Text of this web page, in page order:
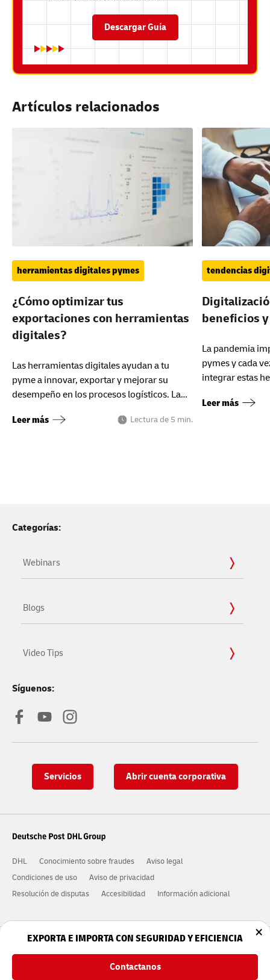
×
EXPORTA E IMPORTA CON SEGURIDAD Y EFICIENCIA
Contactanos
Descargar Guía
Artículos relacionados
herramientas digitales pymes
¿Cómo optimizar tus
exportaciones con herramientas
digitales?
Las herramientas digitales ayudan a tu
pyme a innovar, exportar y mejorar su
desempeño en los procesos logísticos. La
Leer más
Lectura de 5 min.
tendencias
beneficios
La pandemia
pymes y cada
integrar estas
Leer más
Categorías:
Webinars
Blogs
Video Tips
Síguenos:
Servicios Abrir cuenta corporativa
DHL Conocimiento sobre fraudes
Aviso legal
Condiciones de uso
Aviso de privacidad
Resolución de disputas
Accesibilidad Información adicional
2026 © DHL International GmbH. Todos los derechos
reservados.